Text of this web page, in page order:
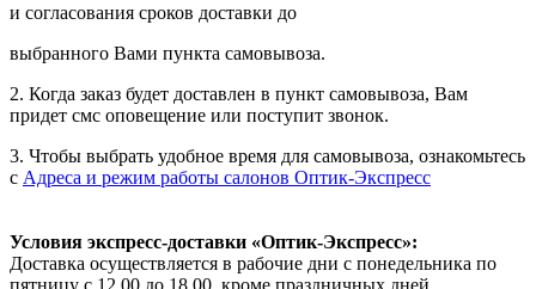
и согласования сроков доставки до
выбранного Вами пункта самовывоза.
2. Когда заказ будет доставлен в пункт самовывоза, Вам
придет смс оповещение или поступит звонок.
3. Чтобы выбрать удобное время для самовывоза, ознакомьтесь
с Адреса и режим работы салонов Оптик-Экспресс
Условия экспресс-доставки «Оптик-Экспресс»:
Доставка осуществляется в рабочие дни с понедельника по
пятницу с 12.00 до 18.00, кроме праздничных дней.